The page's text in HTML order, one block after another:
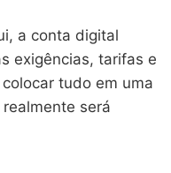
a conta digital
exigências, tarifas e
tudo em uma
será